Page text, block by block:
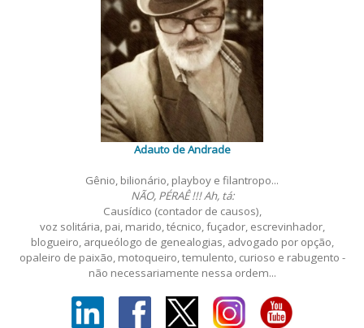
Adauto de Andrade
Gênio, bilionário, playboy e filantropo...
NÃO, PÉRAÊ !!! Ah, tá:
Causídico (contador de causos),
voz solitária, pai, marido, técnico, fuçador, escrevinhador,
blogueiro, arqueólogo de genealogias, advogado por opção,
opaleiro de paixão, motoqueiro, temulento, curioso e rabugento -
não necessariamente nessa ordem...